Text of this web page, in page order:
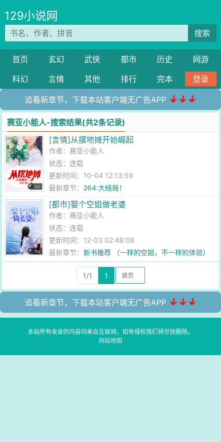
129小说网
搜索
首页 玄幻 武侠 都市 历史
网游
科幻
言情 其他 排行 完本 登录
追看新章节，下载本站客户端无广告APP ↓↓↓
赛亚小能人-搜索结果(共2条记录)
[言情]从摆地摊开始崛起
作者： 赛亚小能人
状态：连载
更新时间：10-04 12:13:59
最新章节： 264:大结局！
[都市]娶个空姐做老婆
作者： 赛亚小能人
状态：连载
更新时间：12-03 02:48:08
最新章节：新书推荐 （一样的空姐，不一样的体验）
1/1 1
追看新章节，下载本站客户端无广告APP ↓↓↓
本站所有收录的内容均来自互联网，如有侵权我们将尽快删除。
网站地图